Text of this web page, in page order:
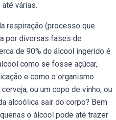
várias.
respiração (processo que
por diversas fases de
de 90% do álcool ingerido é
como se fosse açúcar,.
e como o organismo
ou um copo de vinho, ou
alcoólica sair do corpo? Bem
o álcool pode até trazer